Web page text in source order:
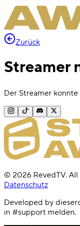
Zurück
Streamer
Der Streamer
© 2026 RevedTV.
Datenschutz
Developed by
in #support melden.